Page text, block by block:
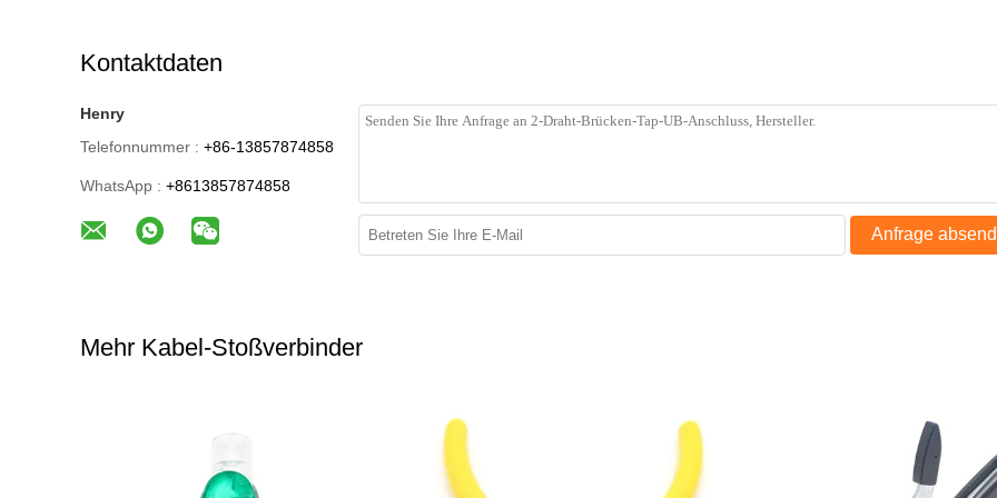
Kontaktdaten
Henry
Telefonnummer : +86-13857874858
WhatsApp : +8613857874858
Anfrage
Mehr Kabel-Stoßverbinder